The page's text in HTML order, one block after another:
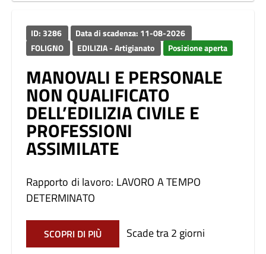
ID: 3286
Data di scadenza: 11-08-2026
FOLIGNO
EDILIZIA - Artigianato Posizione aperta
MANOVALI E PERSONALE
NON QUALIFICATO
DELL’EDILIZIA CIVILE E
PROFESSIONI
ASSIMILATE
Rapporto di lavoro: LAVORO A TEMPO
DETERMINATO
SCOPRI DI PIÙ Scade tra 2 giorni